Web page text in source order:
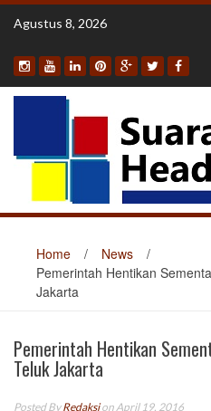
Skip
Agustus 8, 2026
Home / News
/
Pemerintah Hentikan
Jakarta
Pemerintah Hentikan
Teluk Jakarta
Posted ByRedaksion April 19, 2016